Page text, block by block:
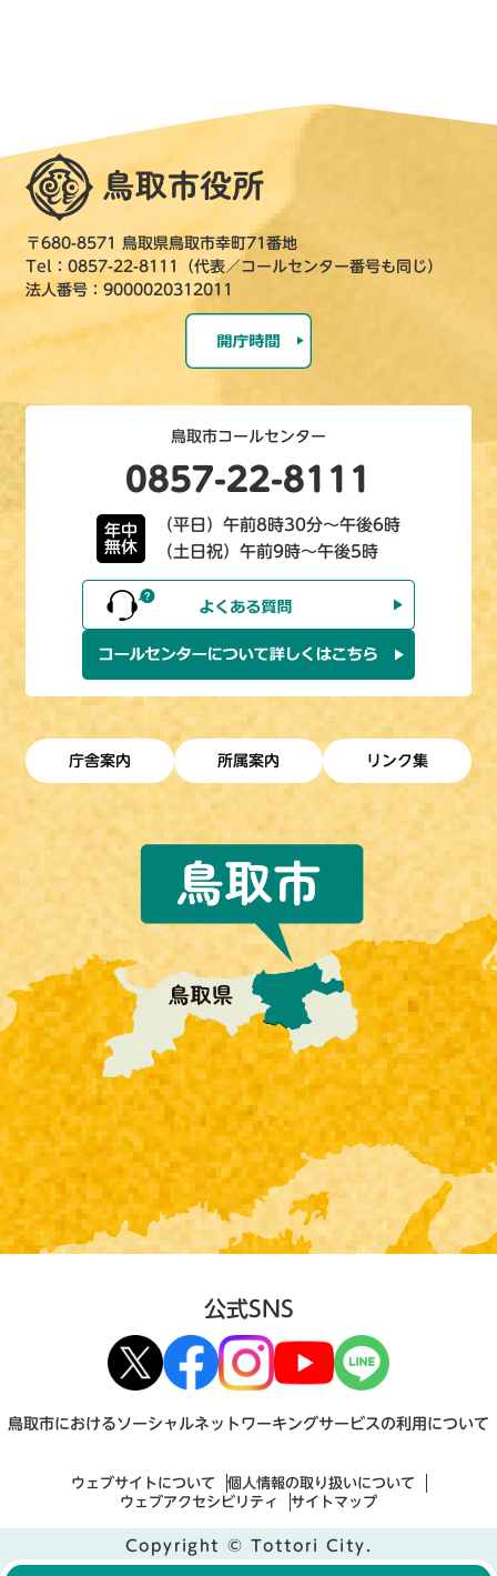
〒680-8571 鳥取県鳥取市幸町71番地
Tel：0857-22-8111（代表／コールセンター番号も同じ）
法人番号：9000020312011
鳥取市コールセンター
0857-22-8111
年中
無休
（平日）午前8時30分～午後6時
（土日祝）午前9時～午後5時
庁舎案内 所属案内 リンク集
公式SNS
鳥取市におけるソーシャルネットワーキングサービスの利用について
ウェブサイトについて
個人情報の取り扱いについて
ウェブアクセシビリティ
サイトマップ
Copyright © Tottori City.